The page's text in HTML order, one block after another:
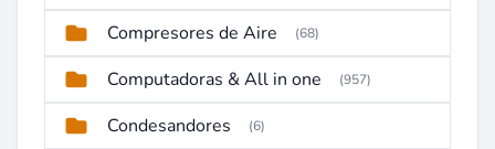
Compresores de Aire (68)
Computadoras & All in one (957)
Condesandores (6)